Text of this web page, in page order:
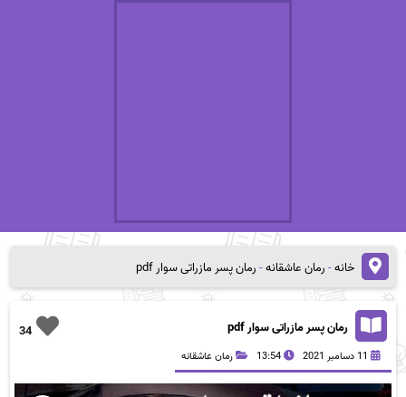
خانه-رمان عاشقانه-رمان پسر مازراتی سوار pdf
34 رمان پسر مازراتی سوار pdf
11 دسامبر 2021 13:54 رمان عاشقانه